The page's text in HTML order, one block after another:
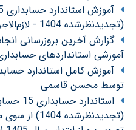
(تجدیدنظرشده 1404 - لازم‌الاجرا از 1405)
گزارش آخرین بروزرسانی
آموزشی استانداردهای حسابداری
توسط محسن قاسمی
استاندارد
(تجدیدنظرشده